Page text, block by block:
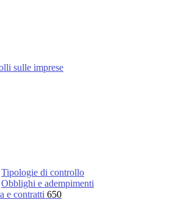
sulle imprese
Tipologie di controllo
Obblighi e adempimenti
e contratti 650